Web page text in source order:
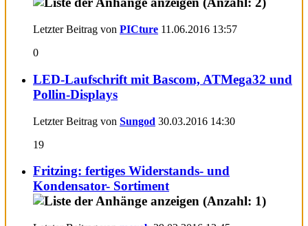
Letzter Beitrag von PICture 11.06.2016 13:57
0
LED-Laufschrift mit Bascom, ATMega32 und
Pollin-Displays
Letzter Beitrag von Sungod 30.03.2016 14:30
19
Fritzing: fertiges Widerstands- und
Kondensator- Sortiment